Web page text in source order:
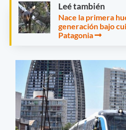
Leé también
Nace la primera
generación bajo
Patagonia